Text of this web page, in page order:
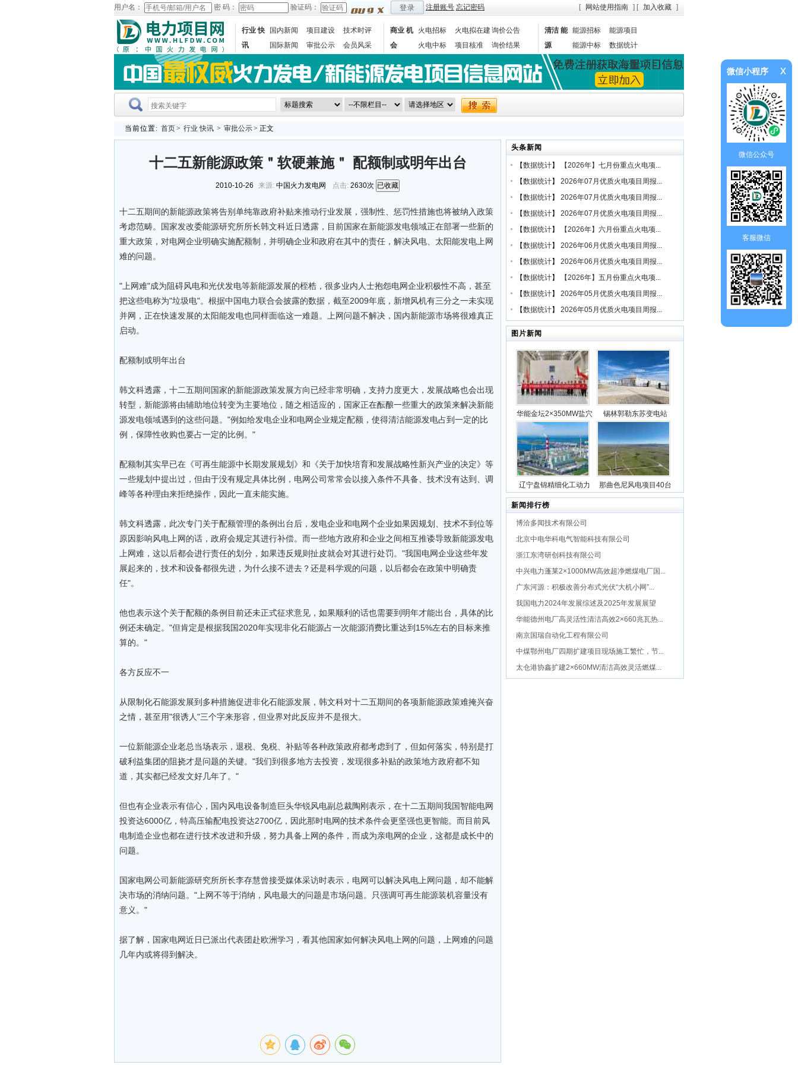
用户名： 密 码： 验证码： 登录 注册账号 忘记密码 [ 网站使用指南 ] [ 加入收藏 ]
行业 快
讯
国内新闻 项目建设
技术时评
国际新闻
审批公示 会员风采
商业 机
会
火电招标 火电拟在建询价公告
火电中标
项目核准
询价结果
清洁 能
源
能源招标
能源项目
能源中标
数据统计
当前位置: 首页> 行业 快讯 > 审批公示> 正文
十二五新能源政策＂软硬兼施＂ 配额制或明年出台
2010-10-26 来源: 中国火力发电网 点击: 2630次 已收藏
十二五期间的新能源政策将告别单纯靠政府补贴来推动行业发展，强制性、惩罚性措施也将被纳入政策
考虑范畴。国家发改委能源研究所所长韩文科近日透露，目前国家在新能源发电领域正在部署一些新的
重大政策，对电网企业明确实施配额制，并明确企业和政府在其中的责任，解决风电、太阳能发电上网
难的问题。
"上网难"成为阻碍风电和光伏发电等新能源发展的桎梏，很多业内人士抱怨电网企业积极性不高，甚至
把这些电称为"垃圾电"。根据中国电力联合会披露的数据，截至2009年底，新增风机有三分之一未实现
并网，正在快速发展的太阳能发电也同样面临这一难题。上网问题不解决，国内新能源市场将很难真正
启动。
配额制或明年出台
韩文科透露，十二五期间国家的新能源政策发展方向已经非常明确，支持力度更大，发展战略也会出现
转型，新能源将由辅助地位转变为主要地位，随之相适应的，国家正在酝酿一些重大的政策来解决新能
源发电领域遇到的这些问题。"例如给发电企业和电网企业规定配额，使得清洁能源发电占到一定的比
例，保障性收购也要占一定的比例。"
配额制其实早已在《可再生能源中长期发展规划》和《关于加快培育和发展战略性新兴产业的决定》等
一些规划中提出过，但由于没有规定具体比例，电网公司常常会以接入条件不具备、技术没有达到、调
峰等各种理由来拒绝操作，因此一直未能实施。
韩文科透露，此次专门关于配额管理的条例出台后，发电企业和电网个企业如果因规划、技术不到位等
原因影响风电上网的话，政府会规定其进行补偿。而一些地方政府和企业之间相互推诿导致新能源发电
上网难，这以后都会进行责任的划分，如果违反规则扯皮就会对其进行处罚。"我国电网企业这些年发
展起来的，技术和设备都很先进，为什么接不进去？还是科学观的问题，以后都会在政策中明确责
任"。
他也表示这个关于配额的条例目前还未正式征求意见，如果顺利的话也需要到明年才能出台，具体的比
例还未确定。"但肯定是根据我国2020年实现非化石能源占一次能源消费比重达到15%左右的目标来推
算的。"
各方反应不一
从限制化石能源发展到多种措施促进非化石能源发展，韩文科对十二五期间的各项新能源政策难掩兴奋
之情，甚至用"很诱人"三个字来形容，但业界对此反应并不是很大。
一位新能源企业老总当场表示，退税、免税、补贴等各种政策政府都考虑到了，但如何落实，特别是打
破利益集团的阻挠才是问题的关键。"我们到很多地方去投资，发现很多补贴的政策地方政府都不知
道，其实都已经发文好几年了。"
但也有企业表示有信心，国内风电设备制造巨头华锐风电副总裁陶刚表示，在十二五期间我国智能电网
投资达6000亿，特高压输配电投资达2700亿，因此那时电网的技术条件会更坚强也更智能。而目前风
电制造企业也都在进行技术改进和升级，努力具备上网的条件，而成为亲电网的企业，这都是成长中的
问题。
国家电网公司新能源研究所所长李存慧曾接受媒体采访时表示，电网可以解决风电上网问题，却不能解
决市场的消纳问题。"上网不等于消纳，风电最大的问题是市场问题。只强调可再生能源装机容量没有
意义。"
据了解，国家电网近日已派出代表团赴欧洲学习，看其他国家如何解决风电上网的问题，上网难的问题
几年内或将得到解决。
头条新闻
【数据统计】
【2026年】七月份重点火电项...
【数据统计】 2026年07月优质火电项目周报...
【数据统计】 2026年07月优质火电项目周报...
【数据统计】 2026年07月优质火电项目周报...
【数据统计】
【2026年】六月份重点火电项...
【数据统计】 2026年06月优质火电项目周报...
【数据统计】 2026年06月优质火电项目周报...
【数据统计】
【2026年】五月份重点火电项...
【数据统计】 2026年05月优质火电项目周报...
【数据统计】 2026年05月优质火电项目周报...
图片新闻
华能金坛2×350MW盐穴
压缩空气储能发电项目2
号机组透平机冲转一次
成功
锡林郭勒东苏变电站
动100万千瓦/400万千瓦
时电源侧储能电站成功
并网
辽宁盘锦精细化工动力
站项目5台锅炉全部点火
成功
那曲色尼风电项目40台
新闻排行榜
博洽多闻技术有限公司
北京中电华科电气智能科技有限公司
浙江东湾研创科技有限公司
中兴电力蓬莱2×1000MW高效超净燃煤电厂国...
广东河源：积极改善分布式光伏“大机小网”...
我国电力2024年发展综述及2025年发展展望
华能德州电厂高灵活性清洁高效2×660兆瓦热...
南京国瑞自动化工程有限公司
中煤鄂州电厂四期扩建项目现场施工繁忙，节...
太仓港协鑫扩建2×660MW清洁高效灵活燃煤...
微信小程序 x
微信公众号
客服微信